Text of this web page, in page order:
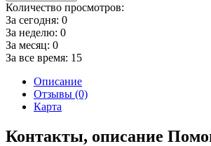
Количество просмотров:
За сегодня: 0
За неделю: 0
За месяц: 0
За все время: 15
Описание
Отзывы (0)
Карта
Контакты, описание